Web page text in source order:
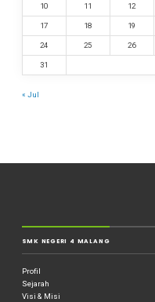
10 11 12
17 18 19
24 25 26
31
« Jul
SMK NEGERI 4 MALANG
Profil
Sejarah
Visi & Misi